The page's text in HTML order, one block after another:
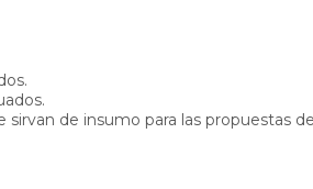
de insumo para las propuestas